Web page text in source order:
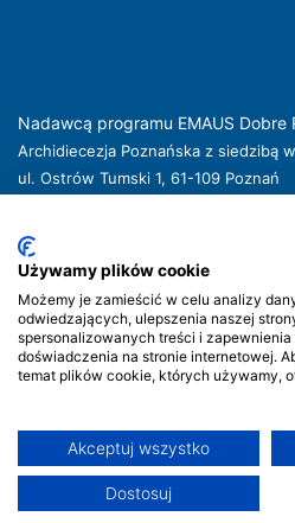
Nadawcą programu EMAUS Dobre
Archidiecezja Poznańska z siedzibą
ul. Ostrów Tumski 1, 61-109 Poznań
Nadawca oferuje usługi medialne
radiowego pod nazwą EMAUS Dobre
internetową Nadawcy.
Nadawca podlega jurysdykcji polskiej.
radiofonii i telewizji jest Krajowa Rada
Prawa autorskie © Radio
INDICO+
Używamy plików cookie
Możemy je zamieścić w celu analizy
odwiedzających, ulepszenia naszej
spersonalizowanych treści i zapewnienia
doświadczenia na stronie internetowej.
temat plików cookie, których używamy,
Akceptuj wszystko
Dostosuj